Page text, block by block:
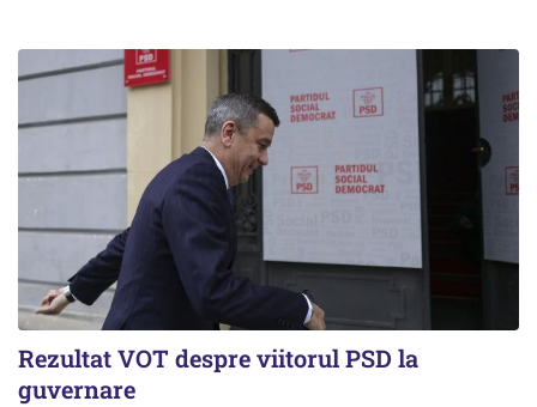
Rezultat VOT despre viitorul PSD la
guvernare